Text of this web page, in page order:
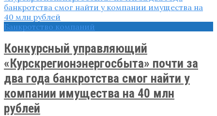
Банкротство компаний
Конкурсный управляющий
«Курскрегионэнергосбыта» почти за
два года банкротства смог найти у
компании имущества на 40 млн
рублей